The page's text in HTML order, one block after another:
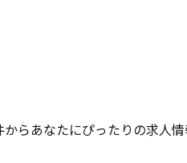
らあなたにぴったりの求人情